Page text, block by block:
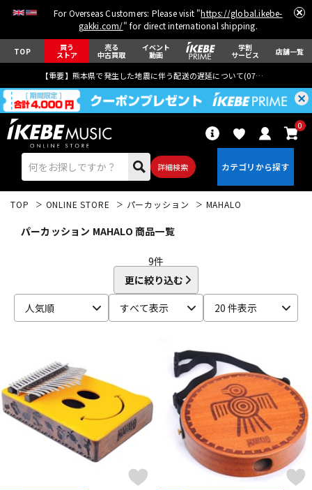
For Overseas Customers: Please visit "https://global.ikebe-
gakki.com/" for direct international shipping.
TOP 買う
ストア
売る
中古買取
イベント
動画
学割
サービス 店舗一覧
【重要】熊本県で発生した地震に伴う配送の遅延について(07月29日
詳細検索
0
ドラム パーカッション
キーボード 電子ピアノ
TOP ONLINE STORE パーカッション MAHALO
パーカッション MAHALO 商品一覧
9件
更に絞り込む
人気順
すべて表示 20 件表示